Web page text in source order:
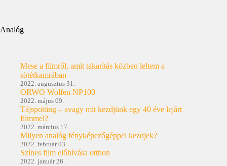
Analóg
Mese a filmről, amit takarítás közben leltem a
sötétkamrában
2022. augusztus 31.
ORWO Wolfen NP100
2022. május 09.
Tájspotting – avagy mit kezdjünk egy 40 éve lejárt
filmmel?
2022. március 17.
Milyen analóg fényképezőgéppel kezdjek?
2022. február 03.
Színes film előhívása otthon
2022. január 26.